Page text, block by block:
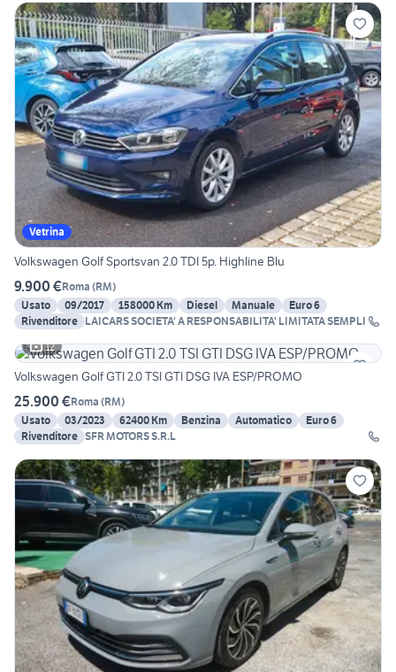
Vetrina
Volkswagen Golf Sportsvan 2.0 TDI 5p. Highline Blu
9.900 €Roma (RM)
Usato
09/2017 158000 Km Diesel Manuale
Euro 6
Rivenditore LAICARS SOCIETA' A RESPONSABILITA' LIMITATA SEMPLI
12
Volkswagen Golf GTI 2.0 TSI GTI DSG IVA ESP/PROMO
25.900 €Roma (RM)
Usato
03/2023 62400 Km Benzina Automatico
Euro 6
Rivenditore SFR MOTORS S.R.L